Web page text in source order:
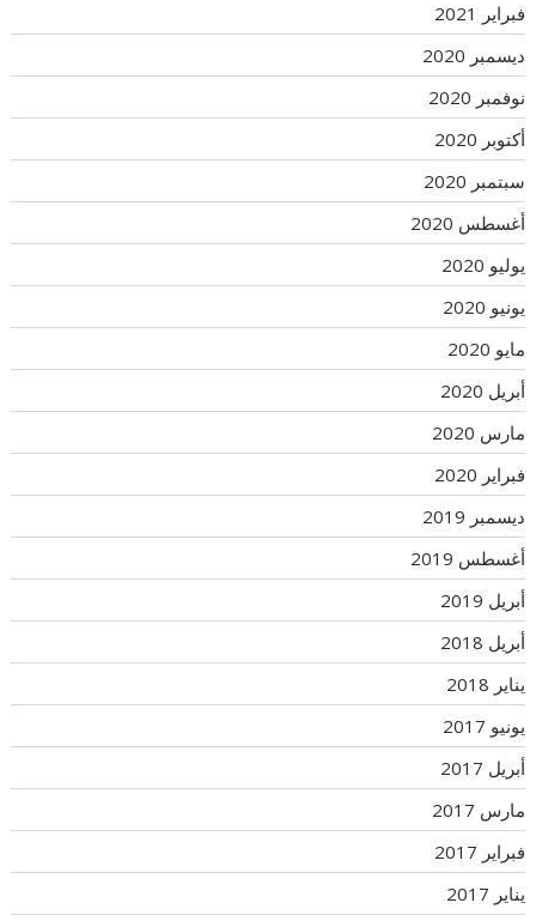
فبراير 2021
ديسمبر 2020
نوفمبر 2020
أكتوبر 2020
سبتمبر 2020
أغسطس 2020
يوليو 2020
يونيو 2020
مايو 2020
أبريل 2020
مارس 2020
فبراير 2020
ديسمبر 2019
أغسطس 2019
أبريل 2019
أبريل 2018
يناير 2018
يونيو 2017
أبريل 2017
مارس 2017
فبراير 2017
يناير 2017